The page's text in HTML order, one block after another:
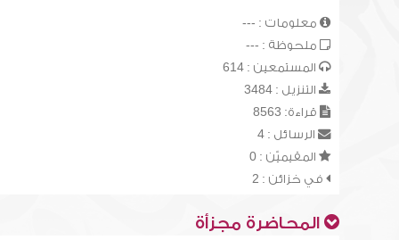
معلومات : ---
ملحوظة : ---
المستمعين : 614
التنزيل : 3484
قراءة: 8563
الرسائل : 4
المقيميّن : 0
في خزائن : 2
المحاضرة مجزأة